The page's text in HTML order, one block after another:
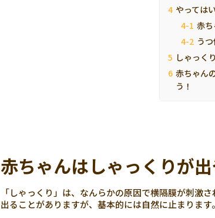
やっては
赤
う
しゃっく
赤ちゃん
う！
赤ちゃんはしゃっくりが
「しゃっくり」は、なんらかの原因で横隔膜が刺激
出ることがありますが、基本的には自然に止まります。